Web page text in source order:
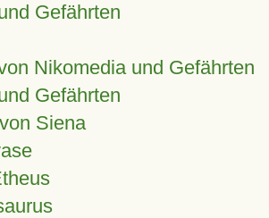
Gefährten
Nikomedia und Gefährten
Gefährten
Siena